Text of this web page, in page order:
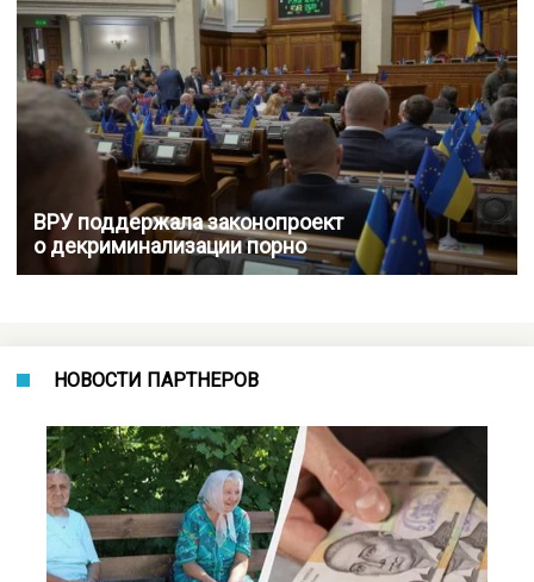
ВРУ поддержала законопроект
о декриминализации порно
НОВОСТИ ПАРТНЕРОВ